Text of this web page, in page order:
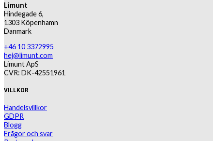
Limunt
Hindegade 6,
1303 Köpenhamn
Danmark
+46 10 3372995
hej@limunt.com
Limunt ApS
CVR: DK-42551961
VILLKOR
Handelsvillkor
GDPR
Blogg
Frågor och svar